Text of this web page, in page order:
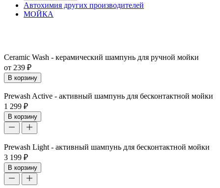
Автохимия других производителей
МОЙКА
Ceramic Wash - керамический шампунь для ручной мойки
от 239 ₽
В корзину
Prewash Active - активный шампунь для бесконтактной мойки
1 299 ₽
В корзину
Prewash Light - активный шампунь для бесконтактной мойки
3 199 ₽
В корзину